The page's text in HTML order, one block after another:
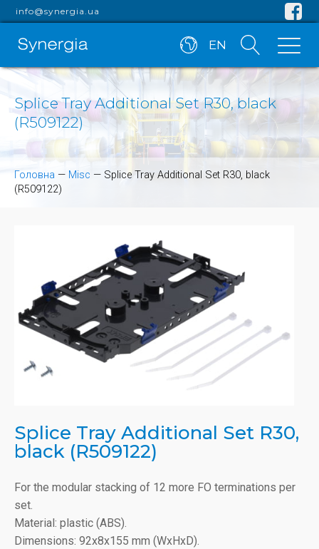
info@synergia.ua
EN
Splice Tray Additional Set R30, black
(R509122)
Головна — Misc — Splice Tray Additional Set R30, black
(R509122)
Splice Tray Additional Set R30,
black (R509122)
For the modular stacking of 12 more FO terminations per
set.
Material: plastic (ABS).
Dimensions: 92x8x155 mm (WxHxD).